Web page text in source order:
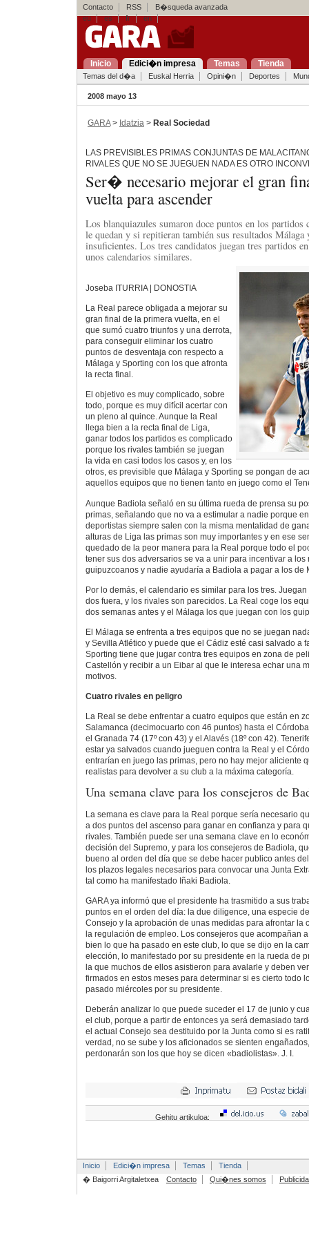
Contacto RSS
B�squeda avanzada
eu
es fr en
Inicio Edici�n impresa Temas Tienda
Temas del d�a Euskal Herria Opini�n Deportes
2008 mayo 13
GARA> Idatzia > Real Sociedad
LAS PREVISIBLES PRIMAS CONJUNTAS DE
RIVALES QUE NO SE JUEGUEN NADA ES OTRO
Ser� necesario mejorar el gran
vuelta para ascender
Los blanquiazules sumaron doce puntos en los partidos
le quedan y si repitieran también sus resultados Málaga
insuficientes. Los tres candidatos juegan tres partidos
unos calendarios similares.
Joseba ITURRIA | DONOSTIA
La Real parece obligada a mejorar su
gran final de la primera vuelta, en el
que sumó cuatro triunfos y una derrota,
para conseguir eliminar los cuatro
puntos de desventaja con respecto a
Málaga y Sporting con los que afronta
la recta final.
El objetivo es muy complicado, sobre
todo, porque es muy difícil acertar con
un pleno al quince. Aunque la Real
llega bien a la recta final de Liga,
ganar todos los partidos es complicado
porque los rivales también se juegan
la vida en casi todos los casos y, en los
otros, es previsible que Málaga y Sporting se pongan de
aquellos equipos que no tienen tanto en juego como el
Aunque Badiola señaló en su última rueda de prensa su
primas, señalando que no va a estimular a nadie porque
deportistas siempre salen con la misma mentalidad de
alturas de Liga las primas son muy importantes y en ese
quedado de la peor manera para la Real porque todo el
tener sus dos adversarios se va a unir para incentivar a los
guipuzcoanos y nadie ayudaría a Badiola a pagar a los de
Por lo demás, el calendario es similar para los tres.
dos fuera, y los rivales son parecidos. La Real coge los
dos semanas antes y el Málaga los que juegan con los
El Málaga se enfrenta a tres equipos que no se juegan
y Sevilla Atlético y puede que el Cádiz esté casi salvado a
Sporting tiene que jugar contra tres equipos en zona de
Castellón y recibir a un Eibar al que le interesa echar una
motivos.
Cuatro rivales en peligro
La Real se debe enfrentar a cuatro equipos que están en
Salamanca (decimocuarto con 46 puntos) hasta el
el Granada 74 (17º con 43) y el Alavés (18º con 42).
estar ya salvados cuando jueguen contra la Real y el
entrarían en juego las primas, pero no hay mejor aliciente
realistas para devolver a su club a la máxima categoría.
Una semana clave para los consejeros de
La semana es clave para la Real porque sería necesario
a dos puntos del ascenso para ganar en confianza y para
rivales. También puede ser una semana clave en lo
decisión del Supremo, y para los consejeros de Badiola,
bueno al orden del día que se debe hacer publico antes
los plazos legales necesarios para convocar una Junta
tal como ha manifestado Iñaki Badiola.
GARA ya informó que el presidente ha trasmitido a sus
puntos en el orden del día: la due diligence, una especie
Consejo y la aprobación de unas medidas para afrontar la
la regulación de empleo. Los consejeros que acompañan
bien lo que ha pasado en este club, lo que se dijo en la
elección, lo manifestado por su presidente en la rueda de
la que muchos de ellos asistieron para avalarle y deben
firmados en estos meses para determinar si es cierto todo
pasado miércoles por su presidente.
Deberán analizar lo que puede suceder el 17 de junio y
el club, porque a partir de entonces ya será demasiado
el actual Consejo sea destituido por la Junta como si es
verdad, no se sube y los aficionados se sienten
perdonarán son los que hoy se dicen «badiolistas». J. I.
Gehitu artikuloa:
Inicio Edici�n impresa Temas
Tienda
� Baigorri Argitaletxea
Contacto Qui�nes somos